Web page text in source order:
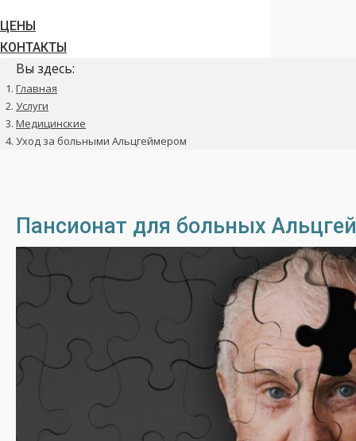
ЦЕНЫ
КОНТАКТЫ
Вы здесь:
Главная
Услуги
Медицинские
Уход за больными Альцгеймером
Пансионат для больных